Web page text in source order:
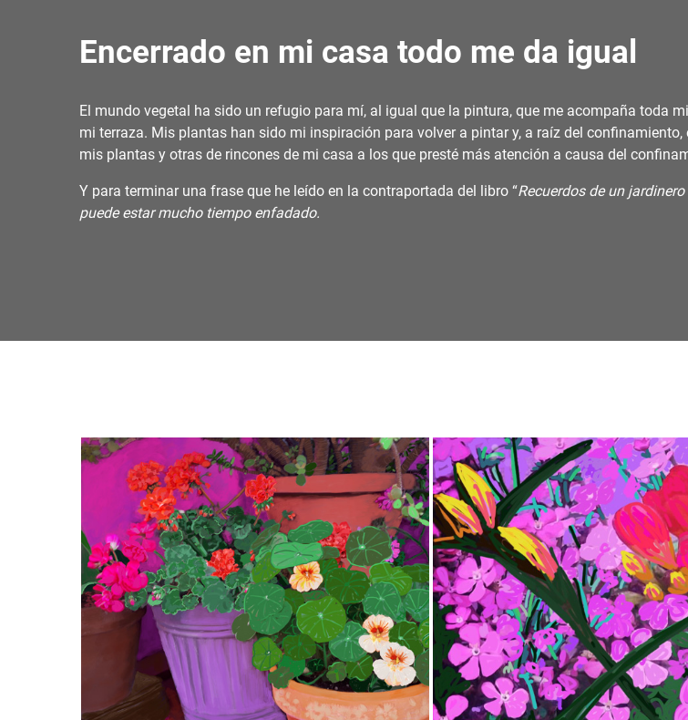
Encerrado en mi casa todo me da igual
El mundo vegetal ha sido un refugio para mí, al igual que la pintura, que me acompaña toda
mi terraza. Mis plantas han sido mi inspiración para volver a pintar y, a raíz del
mis plantas y otras de rincones de mi casa a los que presté más atención a causa del
Y para terminar una frase que he leído en la contraportada del libro “Recuerdos de un
puede estar mucho tiempo enfadado.